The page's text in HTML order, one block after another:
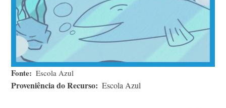
Fonte Escola Azul
Proveniência do Recurso Escola Azul